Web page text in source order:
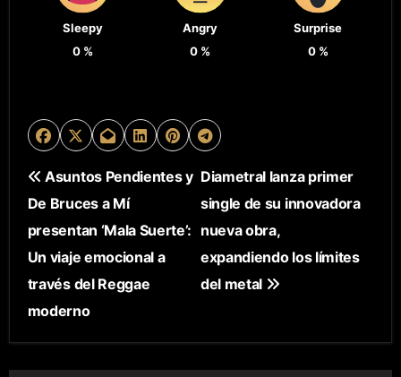
Sleepy
0%
Angry
0 %
Surprise
0%
N
A
V
E
G
A
Asuntos Pendientes y
De Bruces a Mí
presentan ‘Mala Suerte’:
Un viaje emocional a
través del Reggae
moderno
Diametral lanza primer
single de su innovadora
nueva obra,
expandiendo los límites
del metal